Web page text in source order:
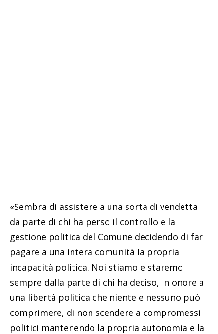
«Sembra di assistere a una sorta di vendetta
da parte di chi ha perso il controllo e la
gestione politica del Comune decidendo di far
pagare a una intera comunità la propria
incapacità politica. Noi stiamo e staremo
sempre dalla parte di chi ha deciso, in onore a
una libertà politica che niente e nessuno può
comprimere, di non scendere a compromessi
politici mantenendo la propria autonomia e la